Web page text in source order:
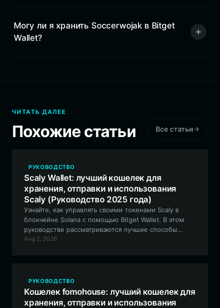
Могу ли я хранить Soccerwojak в Bitget
Wallet?
ЧИТАТЬ ДАЛЕЕ
Похожие статьи Все статьи
РУКОВОДСТВО
Scaly Wallet: лучший кошелек для
хранения, отправки и использования
Scaly (Руководство 2025 года)
Узнайте, как управлять своими токенами Scaly в
блокчейне Solana с помощью Bitget Wallet. В этом
руководстве рассматриваются лучшие способы
торговли, сбора и участия в уникальной экосистеме
Aug 2, 2026
РУКОВОДСТВО
Кошелек fomohouse: лучший кошелек для
хранения, отправки и использования